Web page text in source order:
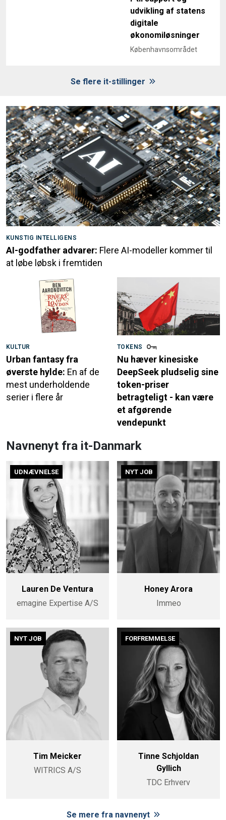
udvikling af statens
digitale
økonomiløsninger
Københavnsområdet
Se flere it-stillinger
KUNSTIG INTELLIGENS
AI-godfather advarer: Flere AI-modeller kommer til
at løbe løbsk i fremtiden
KULTUR
Urban fantasy fra
øverste hylde: En af de
mest underholdende
serier i flere år
TOKENS
Nu hæver kinesiske
DeepSeek pludselig sine
token-priser
betragteligt - kan være
et afgørende
vendepunkt
Navnenyt fra it-Danmark
UDNÆVNELSE
Lauren De Ventura
emagine Expertise A/S
NYT JOB
Honey Arora
Immeo
NYT JOB
Tim Meicker
WITRICS A/S
FORFREMMELSE
Tinne Schjoldan
Gyllich
TDC Erhverv
Se mere fra navnenyt